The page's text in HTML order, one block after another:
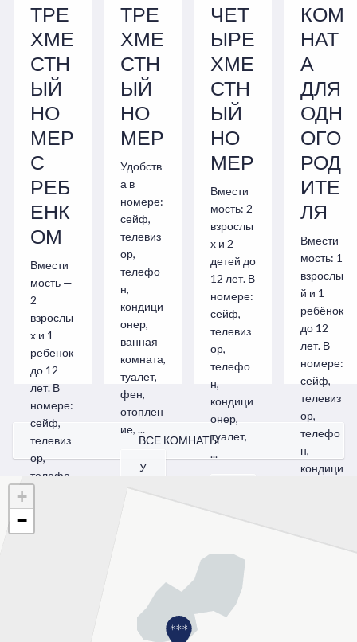
ТРЕ
ХМЕ
СТН
ЫЙ
НО
МЕР
С
РЕБ
ЕНК
ОМ
Вмести
мость —
2
взрослы
х и 1
ребенок
до 12
лет. В
номере:
сейф,
телевиз
ор,
телефо
кондици
ТРЕ
ХМЕ
СТН
ЫЙ
НО
МЕР
Удобств
а в
номере:
сейф,
телевиз
ор,
телефо
н,
кондици
онер,
ванная
комната,
туалет,
фен,
отоплен
ие, ...
У
Л
ЧЕТ
ЫРЕ
ХМЕ
СТН
ЫЙ
НО
МЕР
Вмести
мость: 2
взрослы
х и 2
детей до
12 лет. В
номере:
сейф,
телевиз
ор,
телефо
н,
кондици
онер,
туалет,
...
О
КОМ
НАТ
А
ДЛЯ
ОДН
ОГО
РОД
ИТЕ
ЛЯ
Вмести
мость: 1
взрослы
й и 1
ребёнок
до 12
лет. В
номере:
сейф,
телевиз
ор,
телефо
н,
кондици
ВСЕ КОМНАТЫ
+
−